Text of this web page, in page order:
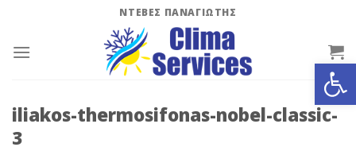
content
ΝΤΕΒΕΣ ΠΑΝΑΓΙΩΤΗΣ
iliakos-thermosifonas-nobel-classic-
3